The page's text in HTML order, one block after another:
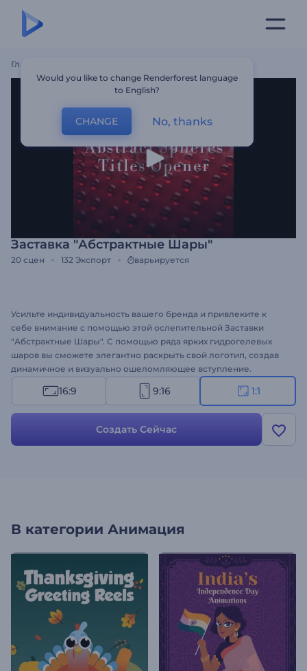
Главная
Заставка "Абстрактные Шары"
20 сцен 132 Экспорт варьируется
Усильте индивидуальность вашего бренда и привлеките к
себе внимание с помощью этой ослепительной Заставки
"Абстрактные Шары". С помощью ряда ярких гидрогелевых
шаров вы сможете элегантно раскрыть свой логотип, создав
динамичное и визуально ошеломляющее вступление.
Загрузите свой логотип, напишите слоган, выберите фоновую
музыку и выполните предварительный просмотр, чтобы
для бизнеса, стартапов и любых других проектов, требующих
неординарного и привлекающего внимание интро. Создайте
16:9 9:16 1:1
Создать Сейчас
В категории Анимация
Would you like to change Renderforest language
to English?
CHANGE No, thanks